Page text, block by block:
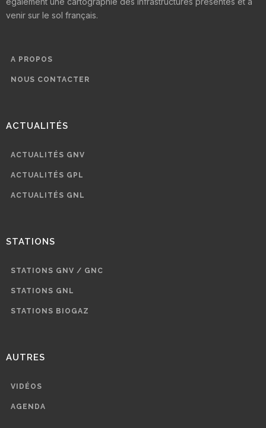
venir sur le sol français.
A PROPOS
NOUS CONTACTER
ACTUALITÉS
ACTUALITÉS GNV
ACTUALITÉS GPL
ACTUALITÉS GNL
STATIONS
STATIONS GNV / GNC
STATIONS GNL
STATIONS BIOGAZ
AUTRES
VIDÉOS
AGENDA